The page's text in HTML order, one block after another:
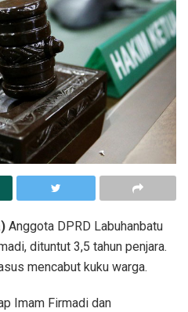
Anggota DPRD Labuhanbatu
dituntut 3,5 tahun penjara.
mencabut kuku warga.
Imam Firmadi dan